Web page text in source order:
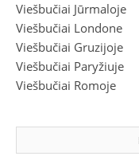
Viešbučiai Jūrmaloje
Viešbučiai Londone
Viešbučiai Gruzijoje
Viešbučiai Paryžiuje
Viešbučiai Romoje